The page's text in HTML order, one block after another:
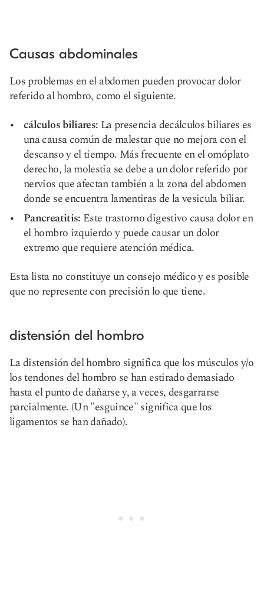
Causas abdominales
Los problemas en el abdomen pueden provocar dolor
referido al hombro, como el siguiente.
cálculos biliares: La presencia decálculos biliares es
una causa común de malestar que no mejora con el
descanso y el tiempo. Más frecuente en el omóplato
derecho, la molestia se debe a un dolor referido por
nervios que afectan también a la zona del abdomen
donde se encuentra lamentiras de la vesicula biliar.
Pancreatitis: Este trastorno digestivo causa dolor en
el hombro izquierdo y puede causar un dolor
extremo que requiere atención médica.
Esta lista no constituye un consejo médico y es posible
que no represente con precisión lo que tiene.
distensión del hombro
La distensión del hombro significa que los músculos y/o
los tendones del hombro se han estirado demasiado
hasta el punto de dañarse y, a veces, desgarrarse
parcialmente. (Un "esguince" significa que los
ligamentos se han dañado).